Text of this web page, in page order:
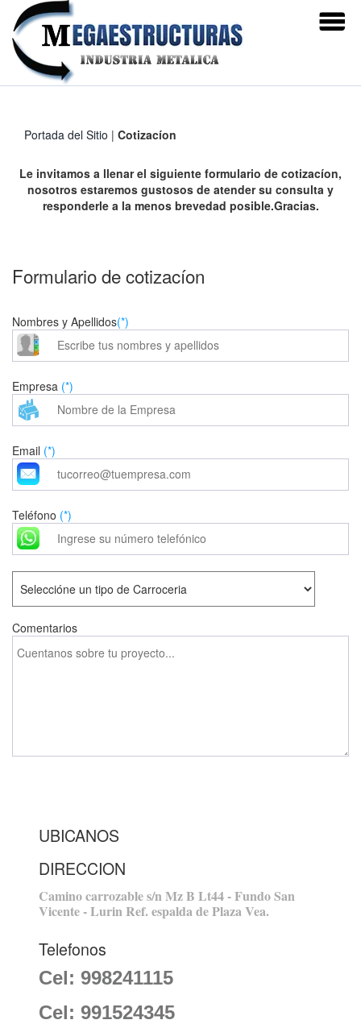
Portada del Sitio | Cotizacíon
Le invitamos a llenar el siguiente formulario de cotizacíon,
nosotros estaremos gustosos de atender su consulta y
responderle a la menos brevedad posible.Gracias.
Formulario de cotizacíon
Nombres y Apellidos(*)
Empresa (*)
Email (*)
Teléfono (*)
Comentarios
UBICANOS
DIRECCION
Camino carrozable s/n Mz B Lt44 - Fundo San
Vicente - Lurin Ref. espalda de Plaza Vea.
Telefonos
Cel: 998241115
Cel: 991524345